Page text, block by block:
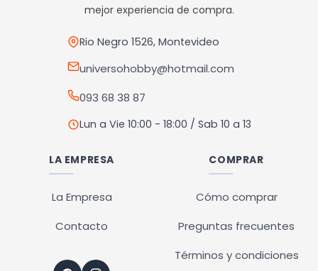
mejor experiencia de compra.
Rio Negro 1526, Montevideo
universohobby@hotmail.com
093 68 38 87
Lun a Vie 10:00 - 18:00 / Sab 10 a 13
LA EMPRESA
La Empresa
Contacto
COMPRAR
Cómo comprar
Preguntas frecuentes
Términos y condiciones